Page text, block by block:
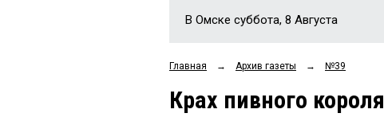
В Омске суббота, 8 Августа
Главная → Архив газеты → №39
Крах пивного короля